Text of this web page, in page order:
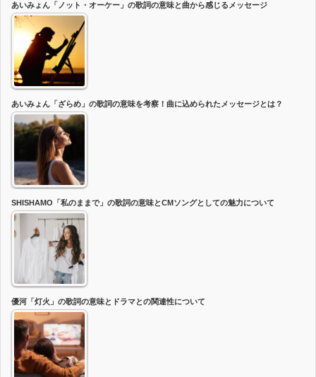
あいみょん「ノット・オーケー」の歌詞の意味と曲から感じるメッセージ
あいみょん「ざらめ」の歌詞の意味を考察！曲に込められたメッセージとは？
SHISHAMO「私のままで」の歌詞の意味とCMソングとしての魅力について
優河「灯火」の歌詞の意味とドラマとの関連性について